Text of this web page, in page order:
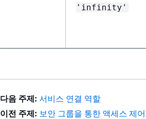
'infinity'
다음 주제: 서비스 연결 역할
이전 주제: 보안 그룹을 통한 액세스 제어